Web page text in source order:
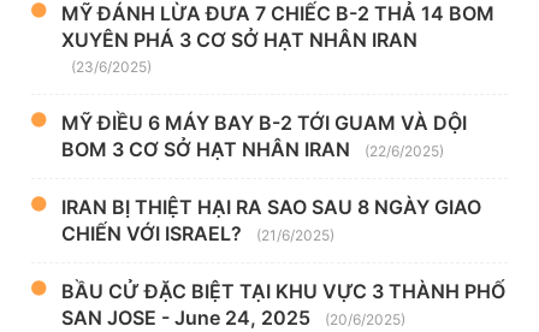
MỸ ĐÁNH LỪA ĐƯA 7 CHIẾC B-2 THẢ 14 BOM
XUYÊN PHÁ 3 CƠ SỞ HẠT NHÂN IRAN
(23/6/2025)
MỸ ĐIỀU 6 MÁY BAY B-2 TỚI GUAM VÀ DỘI
BOM 3 CƠ SỞ HẠT NHÂN IRAN
(22/6/2025)
IRAN BỊ THIỆT HẠI RA SAO SAU 8 NGÀY GIAO
CHIẾN VỚI ISRAEL?
(21/6/2025)
BẦU CỬ ĐẶC BIỆT TẠI KHU VỰC 3 THÀNH PHỐ
SAN JOSE - June 24, 2025
(20/6/2025)